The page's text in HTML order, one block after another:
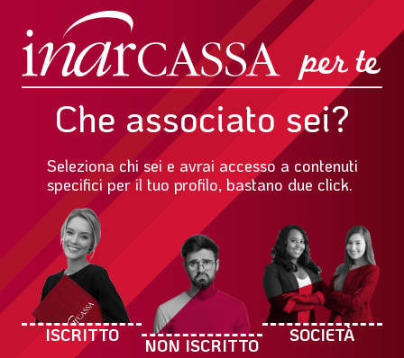
Che associato sei?
Seleziona chi sei e avrai accesso a contenuti
specifici per il tuo profilo, bastano due click.
ISCRITTO
NON ISCRITTO
SOCIETÀ